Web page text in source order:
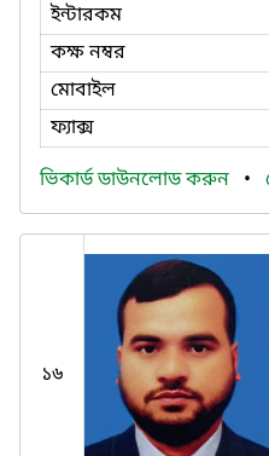
ইন্টারকম
কক্ষ নম্বর
মোবাইল
ফ্যাক্স
ভিকার্ড ডাউনলোড করুন •
১৬